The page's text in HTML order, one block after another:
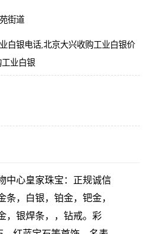
街道
白银电话,北京大兴收购工业白银价
业白银
中心皇家珠宝：正规诚信
条，白银，铂金，钯金，
，银焊条，，钻戒。彩